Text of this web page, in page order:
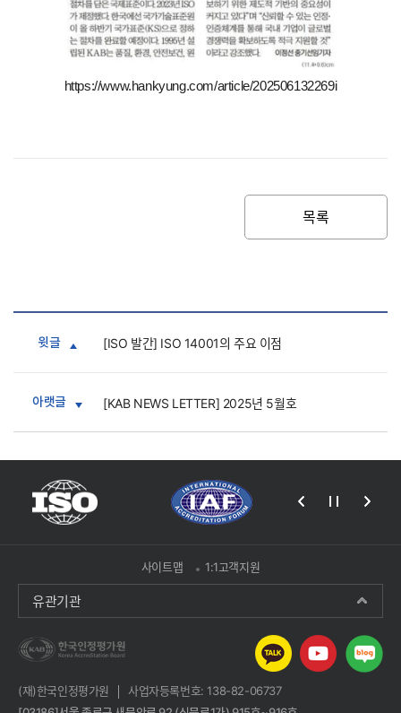
https://www.hankyung.com/article/202506132269i
목록
윗글 [ISO 발간] ISO 14001의 주요 이점
아랫글 [KAB NEWS LETTER] 2025년 5월호
사이트맵 1:1고객지원
유관기관
(재)한국인정평가원
사업자등록번호: 138-82-06737